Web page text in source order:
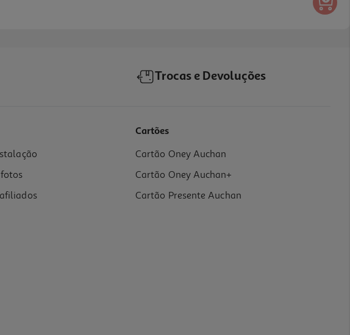
Trocas e Devoluções
Cartões
Cartão Oney Auchan
Cartão Oney Auchan+
Cartão Presente Auchan